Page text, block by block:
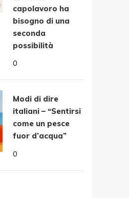
capolavoro ha
bisogno di una
seconda
possibilità
0
Modi di dire
italiani – “Sentirsi
come un pesce
fuor d’acqua”
0